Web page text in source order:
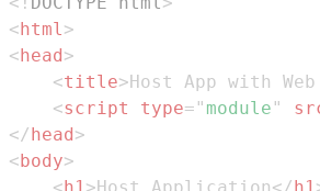
<html >
<head>
<title>Host App with Web
<script type= " module "
</head>
<body>